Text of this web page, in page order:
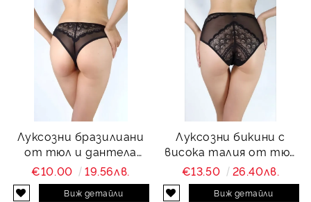
Луксозни бразилиани
от тюл и дантела
Charity
€10.00 19.56лв.
Виж детайли
Луксозни бикини с
висока талия от тюл
и дантела Charity
€13.50 26.40лв.
Виж детайли